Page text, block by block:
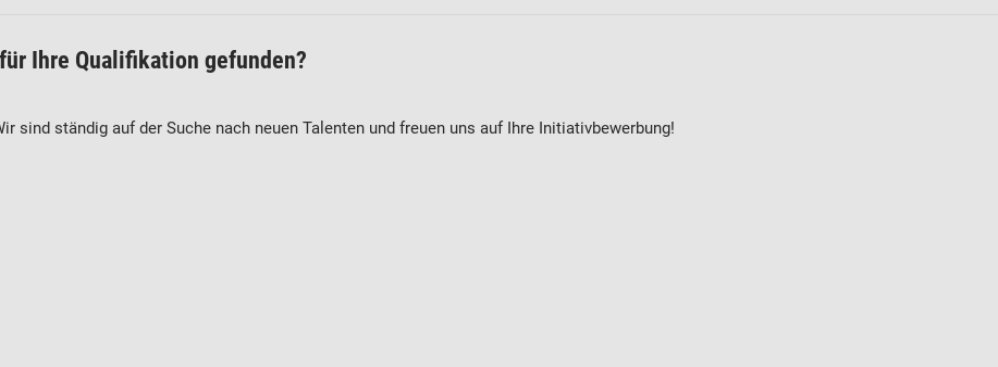
Ihre Qualifikation gefunden?
sind ständig auf der Suche nach neuen Talenten und freuen uns auf Ihre Initiativbewerbung!